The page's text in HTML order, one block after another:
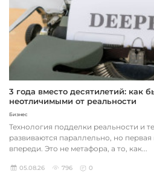
3 года вместо десятилетий: как
неотличимыми от реальности
Бизнес
Технология подделки реальности и
развиваются параллельно, но первая
впереди. Это не метафора, а то, как...
05.08.26 796 0